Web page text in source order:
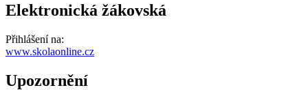
Elektronická žákovská
Přihlášení na:
www.skolaonline.cz
Upozornění